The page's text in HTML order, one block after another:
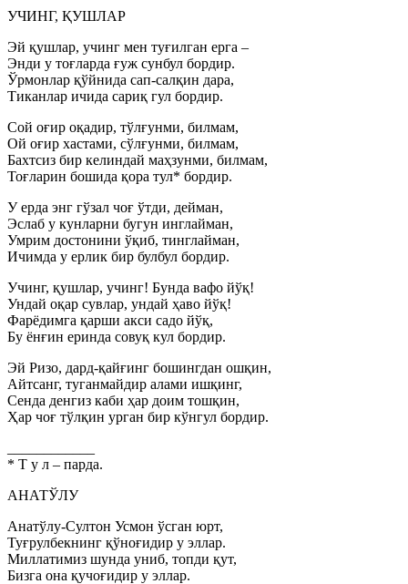
УЧИНГ, ҚУШЛАР
Эй қушлар, учинг мен туғилган ерга –
Энди у тоғларда ғуж сунбул бордир.
Ўрмонлар қўйнида сап-салқин дара,
Тиканлар ичида сариқ гул бордир.
Сой оғир оқадир, тўлғунми, билмам,
Ой оғир хастами, сўлғунми, билмам,
Бахтсиз бир келиндай маҳзунми, билмам,
Тоғларин бошида қора тул* бордир.
У ерда энг гўзал чоғ ўтди, дейман,
Эслаб у кунларни бугун инглайман,
Умрим достонини ўқиб, тинглайман,
Ичимда у ерлик бир булбул бордир.
Учинг, қушлар, учинг! Бунда вафо йўқ!
Ундай оқар сувлар, ундай ҳаво йўқ!
Фарёдимга қарши акси садо йўқ,
Бу ёнғин еринда совуқ кул бордир.
Эй Ризо, дард-қайғинг бошингдан ошқин,
Айтсанг, туганмайдир алами ишқинг,
Сенда денгиз каби ҳар доим тошқин,
Ҳар чоғ тўлқин урган бир кўнгул бордир.
* Т у л – парда.
АНАТЎЛУ
Анатўлу-Султон Усмон ўсган юрт,
Туғрулбекнинг қўноғидир у эллар.
Миллатимиз шунда униб, топди қут,
Бизга она қучоғидир у эллар.